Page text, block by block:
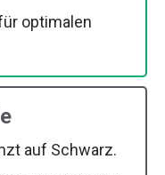
optimalen
auf Schwarz.